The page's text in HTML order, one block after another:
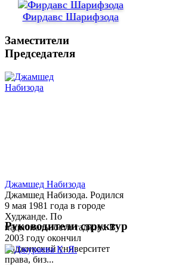
Фирдавс Шарифзода
Заместители
Председателя
Джамшед Набизода
Джамшед Набизода. Родился
9 мая 1981 года в городе
Худжанде. По
национальности таджик. В
2003 году окончил
Таджикский университет
права, биз...
Руководители структур